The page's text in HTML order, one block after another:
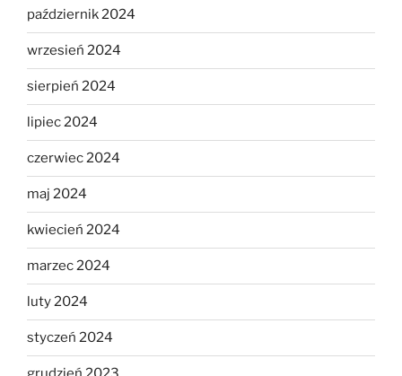
październik 2024
wrzesień 2024
sierpień 2024
lipiec 2024
czerwiec 2024
maj 2024
kwiecień 2024
marzec 2024
luty 2024
styczeń 2024